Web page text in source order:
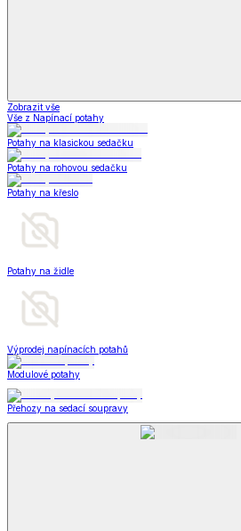
Zobrazit vše
Vše z Napínací potahy
Potahy na klasickou sedačku
Potahy na rohovou sedačku
Potahy na křeslo
Potahy na židle
Výprodej napínacích potahů
Modulové potahy
Přehozy na sedací soupravy